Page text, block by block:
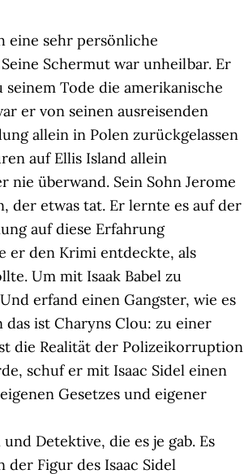
eine sehr persönliche
Schermut war unheilbar. Er
Tode die amerikanische
er von seinen ausreisenden
allein in Polen zurückgelassen
auf Ellis Island allein
überwand. Sein Sohn Jerome
der etwas tat. Er lernte es auf der
auf diese Erfahrung
er den Krimi entdeckte, als
Um mit Isaak Babel zu
erfand einen Gangster, wie es
das ist Charyns Clou: zu einer
die Realität der Polizeikorruption
schuf er mit Isaac Sidel einen
Gesetzes und eigener
Detektive, die es je gab. Es
Figur des Isaac Sidel